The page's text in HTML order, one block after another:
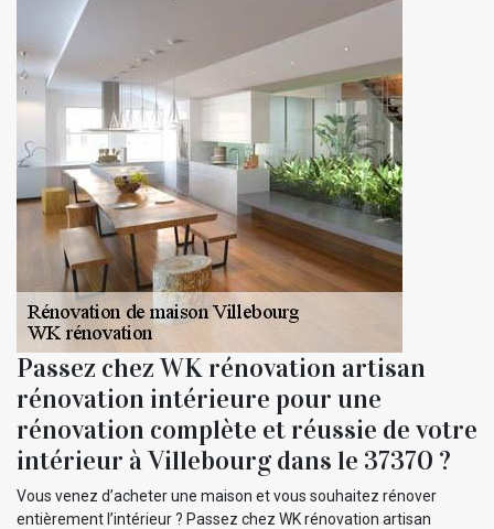
Passez chez WK rénovation artisan
rénovation intérieure pour une
rénovation complète et réussie de votre
intérieur à Villebourg dans le 37370 ?
Vous venez d’acheter une maison et vous souhaitez rénover
entièrement l’intérieur ? Passez chez WK rénovation artisan